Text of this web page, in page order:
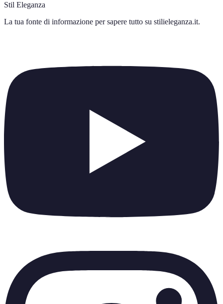
Stil Eleganza
La tua fonte di informazione per sapere tutto su stilieleganza.it.